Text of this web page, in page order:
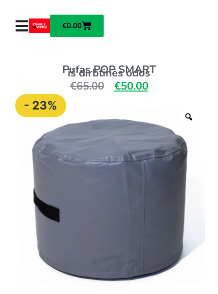
€0.00
Pufas POP SMART
iš dirbtinės odos
€65.00 €50.00
- 23%